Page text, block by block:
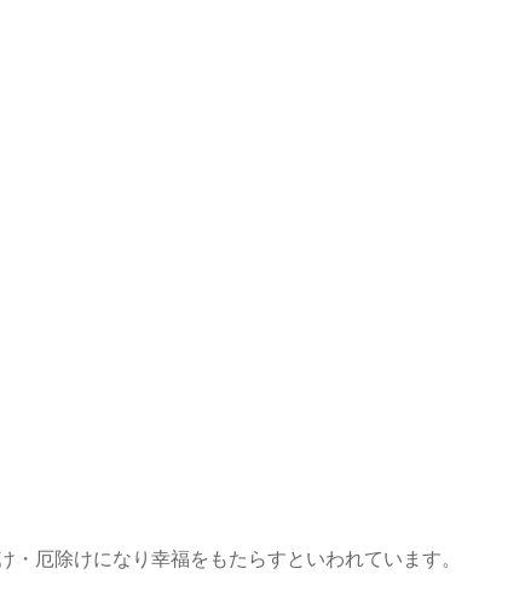
厄除けになり幸福をもたらすといわれています。